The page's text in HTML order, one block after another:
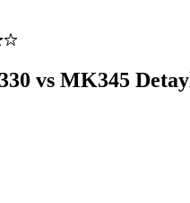
vs MK345